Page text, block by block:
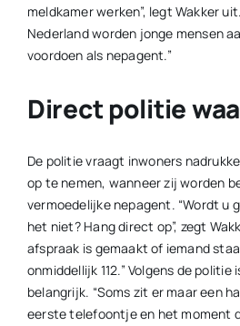
meldkamer werken”, legt Wakker
Nederland worden jonge mensen
voordoen als nepagent.”
Direct politie
De politie vraagt inwoners
op te nemen, wanneer zij worden
vermoedelijke nepagent. “Wordt u
het niet? Hang direct op”, zegt
afspraak is gemaakt of iemand
onmiddellijk 112.” Volgens de
belangrijk. “Soms zit er maar een
eerste telefoontje en het moment